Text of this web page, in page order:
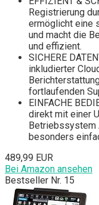
Registrierung
ermöglicht eine
und macht die
und effizient.
SICHERE
inkludierter
fortlaufenden
EINFACHE
direkt mit einer
Betriebssystem
besonders
489,99 EUR
Bei Amazon ansehen
Bestseller Nr. 15